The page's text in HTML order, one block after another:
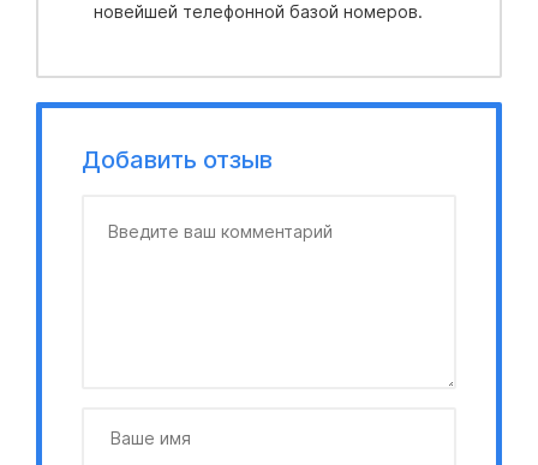
новейшей телефонной базой номеров.
Добавить отзыв